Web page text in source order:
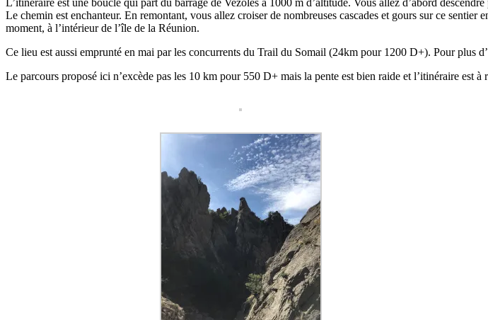
Le chemin est enchanteur. En remontant, vous allez croiser de nombreuses cascades et gours sur ce
moment, à l’intérieur de l’île de la Réunion.
Ce lieu est aussi emprunté en mai par les concurrents du Trail du Somail (24km pour 1200 D+). Pour plus
Le parcours proposé ici n’excède pas les 10 km pour 550 D+ mais la pente est bien raide et l’itinéraire est à